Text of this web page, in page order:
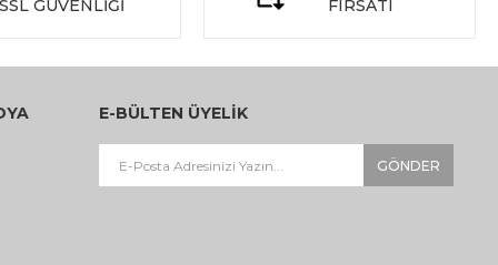
SSL GÜVENLİĞİ
FIRSATI
E-BÜLTEN ÜYELİK
GÖNDER